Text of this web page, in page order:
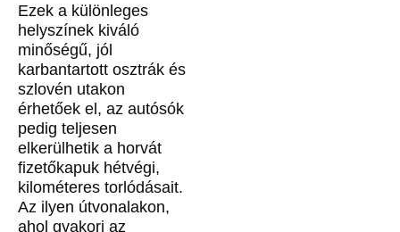
Ezek a különleges
helyszínek kiváló
minőségű, jól
karbantartott osztrák és
szlovén utakon
érhetőek el, az autósók
pedig teljesen
elkerülhetik a horvát
fizetőkapuk hétvégi,
kilométeres torlódásait.
Az ilyen útvonalakon,
ahol gyakori az